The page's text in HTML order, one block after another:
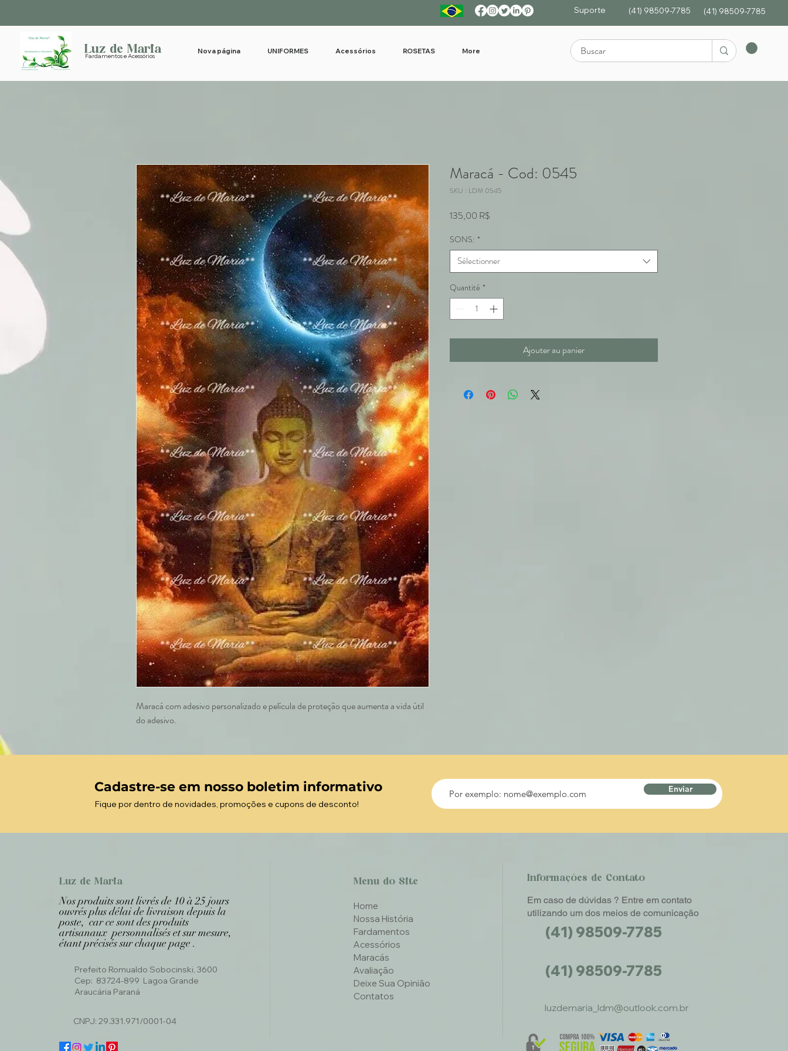
Suporte (41) 98509-7785 (41) 98509-7785
Luz de Maria
Fardamentos e Acessórios
Nova página UNIFORMES Acessórios ROSETAS More
Maracá com adesivo personalizado e película de proteção que aumenta a vida útil
do adesivo.
Maracá - Cod: 0545
SKU : LDM 0545
135,00 R$
SONS: *
Sélectionner
Quantité *
Ajouter au panier
Cadastre-se em nosso boletim informativo
Fique por dentro de novidades, promoções e cupons de desconto!
Enviar
Luz de Maria
Nos produits sont livrés de 10 à 25 jours
ouvrés plus délai de livraison depuis la
poste, car ce sont des produits
artisanaux personnalisés et sur mesure,
étant précisés sur chaque page .
Prefeito Romualdo Sobocinski, 3600
Cep: 83724-899 Lagoa Grande
Araucária Paraná
CNPJ: 29.331.971/0001-04
Menu do Site
Home
Nossa História
Fardamentos
Acessórios
Maracás
Avaliação
Deixe Sua Opinião
Contatos
Informações de Contato
Em caso de dúvidas ? Entre em contato
utilizando um dos meios de comunicação
(41) 98509-7785
(41) 98509-7785
luzdemaria_ldm@outlook.com.br